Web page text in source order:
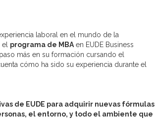
laboral en el mundo de la
programa de MBA en EUDE Business
más en su formación cursando el
cómo ha sido su experiencia durante el
de EUDE para adquirir nuevas fórmulas
el entorno, y todo el ambiente que